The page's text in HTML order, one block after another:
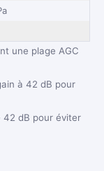
une plage AGC
à 42 dB pour
42 dB pour éviter